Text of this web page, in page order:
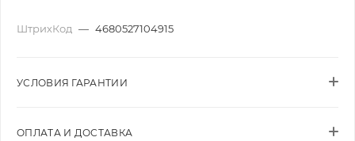
ШтрихКод — 4680527104915
УСЛОВИЯ ГАРАНТИИ
ОПЛАТА И ДОСТАВКА